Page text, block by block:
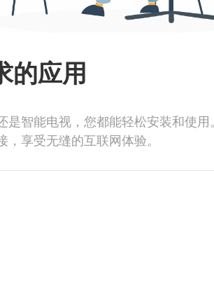
的应用
智能电视，您都能轻松安装和使用。
享受无缝的互联网体验。